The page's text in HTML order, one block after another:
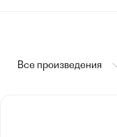
Все произведения